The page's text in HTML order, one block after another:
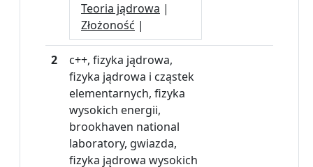
Teoria jądrowa |
Złożoność |
2
c++, fizyka jądrowa,
fizyka jądrowa i cząstek
elementarnych, fizyka
wysokich energii,
brookhaven national
laboratory, gwiazda,
fizyka jądrowa wysokich